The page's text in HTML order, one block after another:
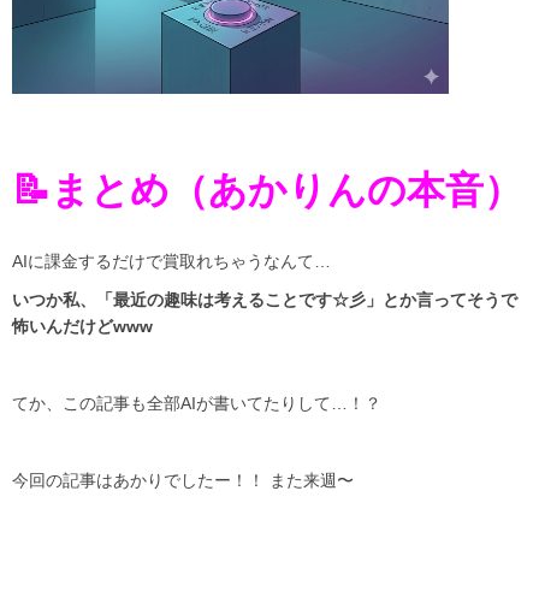
📝まとめ（あかりんの本音）
AIに課金するだけで賞取れちゃうなんて…
いつか私、「最近の趣味は考えることです☆彡」とか言ってそうで
怖いんだけどwww
てか、この記事も全部AIが書いてたりして…！？
今回の記事はあかりでしたー！！ また来週〜